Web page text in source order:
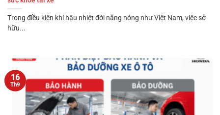
Trong điều kiện khí hậu nhiệt đới nắng nóng như Việt Nam, việc sở
hữu...
16
Th9